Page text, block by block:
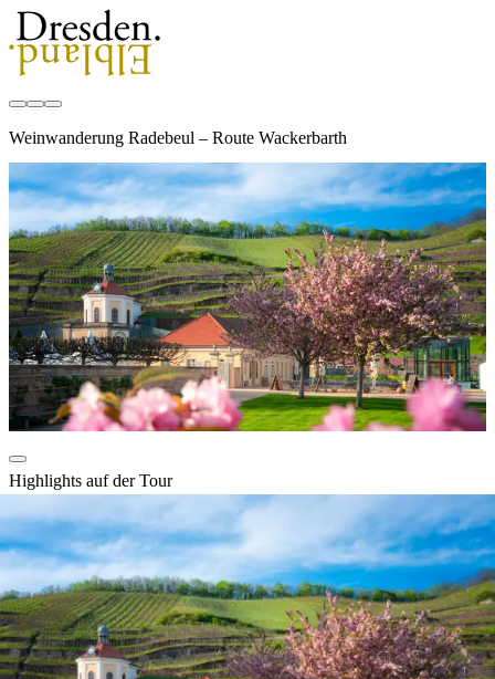
Weinwanderung Radebeul – Route Wackerbarth
Highlights auf der Tour